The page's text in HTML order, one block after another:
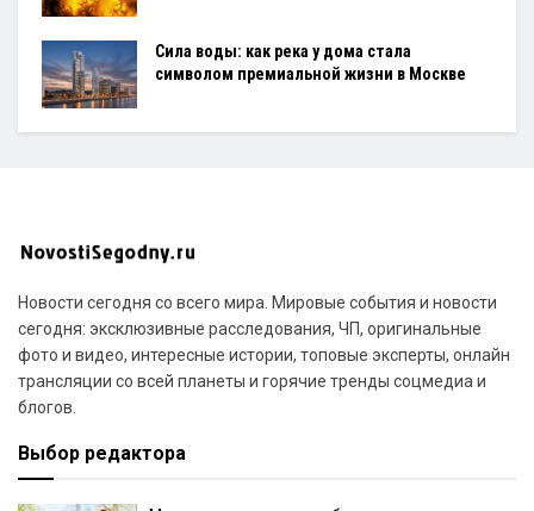
Сила воды: как река у дома стала
символом премиальной жизни в Москве
Новости сегодня со всего мира. Мировые события и новости
сегодня: эксклюзивные расследования, ЧП, оригинальные
фото и видео, интересные истории, топовые эксперты, онлайн
трансляции со всей планеты и горячие тренды соцмедиа и
блогов.
Выбор редактора